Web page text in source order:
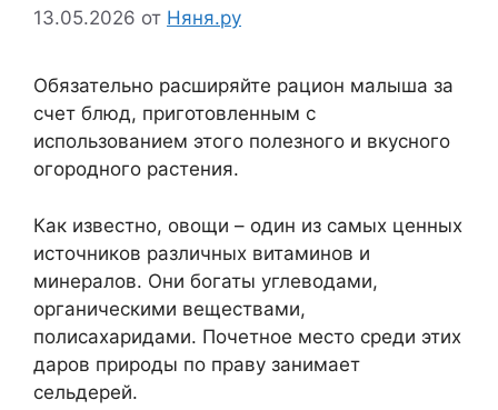
13.05.2026 от Няня.ру
Обязательно расширяйте рацион малыша за
счет блюд, приготовленным с
использованием этого полезного и вкусного
огородного растения.
Как известно, овощи – один из самых ценных
источников различных витаминов и
минералов. Они богаты углеводами,
органическими веществами,
полисахаридами. Почетное место среди этих
даров природы по праву занимает
сельдерей.